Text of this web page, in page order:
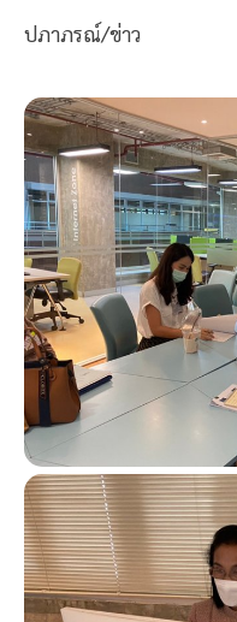
ปภาภรณ์/ข่าว